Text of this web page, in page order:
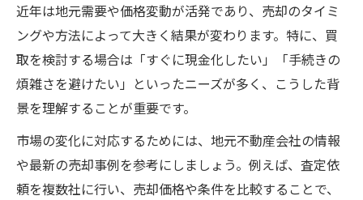
近年は地元需要や価格変動が活発であり、売却のタイミ
ングや方法によって大きく結果が変わります。特に、買
取を検討する場合は「すぐに現金化したい」「手続きの
煩雑さを避けたい」といったニーズが多く、こうした背
景を理解することが重要です。
市場の変化に対応するためには、地元不動産会社の情報
や最新の売却事例を参考にしましょう。例えば、査定依
頼を複数社に行い、売却価格や条件を比較することで、